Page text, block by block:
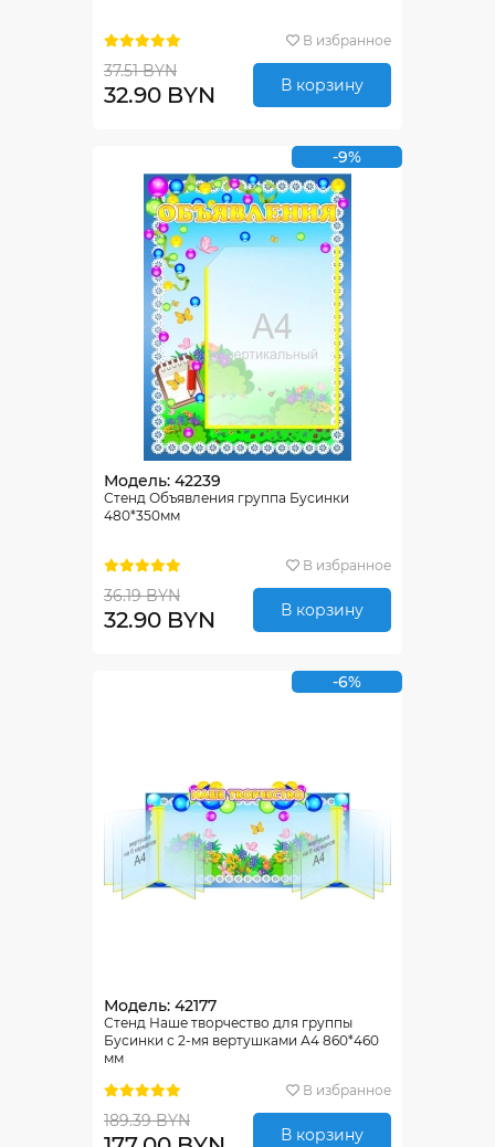
В избранное
37.51 BYN
32.90 BYN В корзину
-9%
Модель: 42239
Стенд Объявления группа Бусинки
480*350мм
В избранное
36.19 BYN
32.90 BYN В корзину
-6%
Модель: 42177
Стенд Наше творчество для группы
Бусинки с 2-мя вертушками А4 860*460
мм
В избранное
189.39 BYN
В корзину